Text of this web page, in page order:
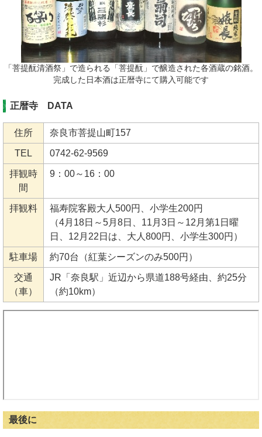
「菩提酛清酒祭」で造られる「菩提酛」で醸造された各酒蔵の銘酒。
完成した日本酒は正暦寺にて購入可能です
正暦寺 DATA
住所 奈良市菩提山町157
TEL 0742-62-9569
拝観時
間
9：00～16：00
拝観料
福寿院客殿大人500円、小学生200円
（4月18日～5月8日、11月3日～12月第1日曜
日、12月22日は、大人800円、小学生300円）
駐車場 約70台（紅葉シーズンのみ500円）
交通
（車）
JR「奈良駅」近辺から県道188号経由、約25分
（約10km）
最後に